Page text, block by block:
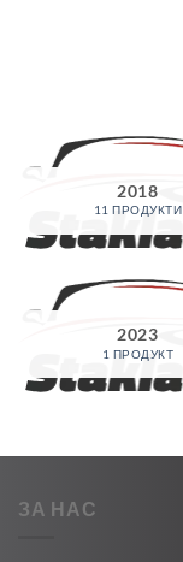
2018
11 ПРОДУКТИ
2023
1 ПРОДУКТ
ЗА НАС